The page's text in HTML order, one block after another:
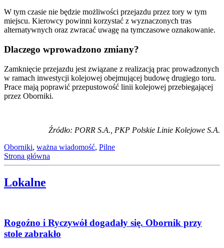
W tym czasie nie będzie możliwości przejazdu przez tory w tym
miejscu. Kierowcy powinni korzystać z wyznaczonych tras
alternatywnych oraz zwracać uwagę na tymczasowe oznakowanie.
Dlaczego wprowadzono zmiany?
Zamknięcie przejazdu jest związane z realizacją prac prowadzonych
w ramach inwestycji kolejowej obejmującej budowę drugiego toru.
Prace mają poprawić przepustowość linii kolejowej przebiegającej
przez Oborniki.
Źródło: PORR S.A., PKP Polskie Linie Kolejowe S.A.
Oborniki, ważna wiadomość, Pilne
Strona główna
Lokalne
Rogoźno i Ryczywół dogadały się. Obornik przy
stole zabrakło